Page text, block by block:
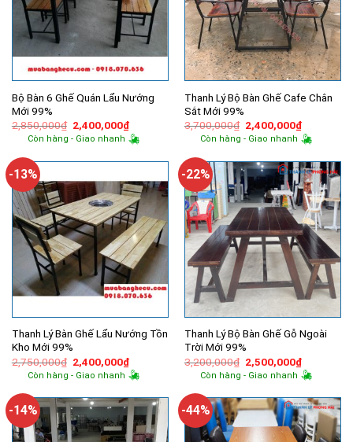
Bộ Bàn 6 Ghế Quán Lẩu Nướng
Mới 99%
2,850,000₫ Giá
gốc
là:
2,400,000₫Giá
hiện
tại
2,400,000₫.
Còn hàng - Giao nhanh
Thanh Lý Bộ Bàn Ghế Cafe Chân
Sắt Mới 99%
3,700,000₫ Giá
gốc
là:
2,400,000₫Giá
hiện
tại
Còn hàng - Giao nhanh
-13%
Thanh Lý Bàn Ghế Lẩu Nướng Tồn
Kho Mới 99%
2,750,000₫ Giá
gốc
là:
2,400,000₫Giá
hiện
tại
2,400,000₫.
Còn hàng - Giao nhanh
-22%
Thanh Lý Bộ Bàn Ghế Gỗ Ngoài
Trời Mới 99%
3,200,000₫ Giá
gốc
là:
2,500,000₫Giá
hiện
tại
Còn hàng - Giao nhanh
-14% -44%